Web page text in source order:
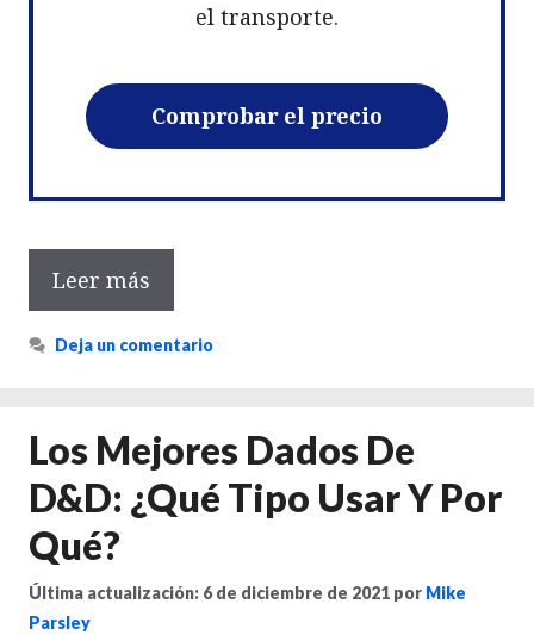
el transporte.
Comprobar el precio
Leer más
Deja un comentario
Los Mejores Dados De
D&D: ¿Qué Tipo Usar Y Por
Qué?
Última actualización: 6 de diciembre de 2021 por Mike
Parsley